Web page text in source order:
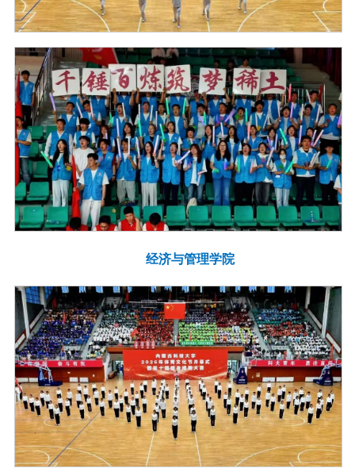
经济与管理学院